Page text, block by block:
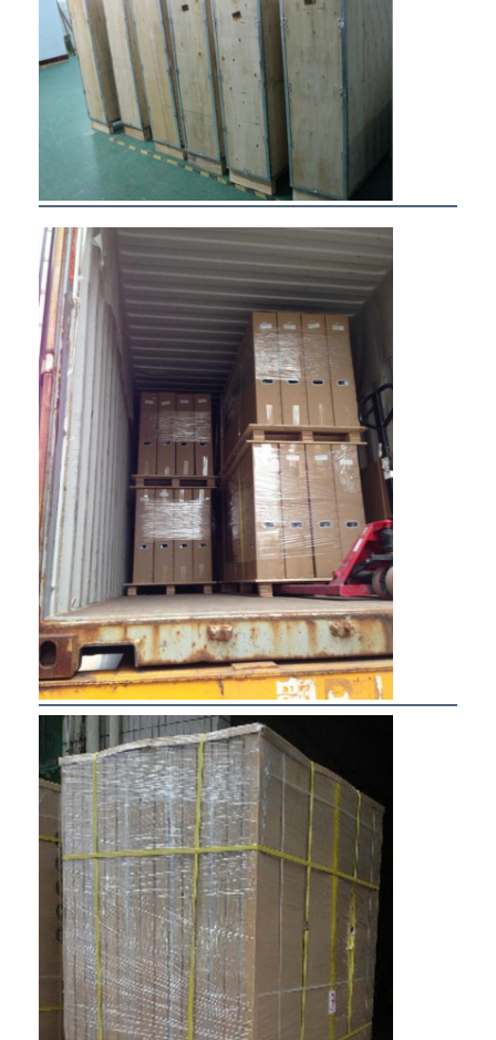
Une prise de bureau pop-up
Coupe d'alimentation en retrait
Socket d'extension en retrait
Sockets de prise de tour
Boîte de connexion de table de conférence
Socket de sortie hydraulique
Socket coulissant
prise de courant de bureau
Socket de piste
Tape électrique montée sur la table
Sortie de bureau en retrait